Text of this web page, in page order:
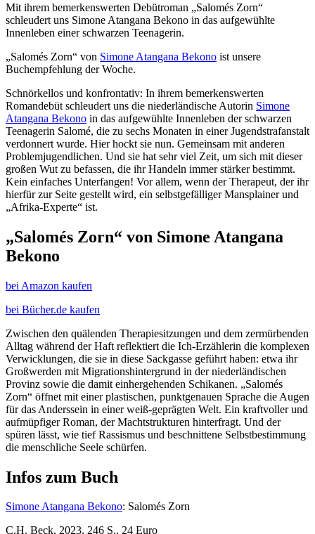
Mit ihrem bemerkenswerten Debütroman „Salomés Zorn“
schleudert uns Simone Atangana Bekono in das aufgewühlte
Innenleben einer schwarzen Teenagerin.
„Salomés Zorn“ von Simone Atangana Bekono ist unsere
Buchempfehlung der Woche.
Schnörkellos und konfrontativ: In ihrem bemerkenswerten
Romandebüt schleudert uns die niederländische Autorin Simone
Atangana Bekono in das aufgewühlte Innenleben der schwarzen
Teenagerin Salomé, die zu sechs Monaten in einer Jugendstrafanstalt
verdonnert wurde. Hier hockt sie nun. Gemeinsam mit anderen
Problemjugendlichen. Und sie hat sehr viel Zeit, um sich mit dieser
großen Wut zu befassen, die ihr Handeln immer stärker bestimmt.
Kein einfaches Unterfangen! Vor allem, wenn der Therapeut, der ihr
hierfür zur Seite gestellt wird, ein selbstgefälliger Mansplainer und
„Afrika-Experte“ ist.
„Salomés Zorn“ von Simone Atangana
Bekono
bei Amazon kaufen
bei Bücher.de kaufen
Zwischen den quälenden Therapiesitzungen und dem zermürbenden
Alltag während der Haft reflektiert die Ich-Erzählerin die komplexen
Verwicklungen, die sie in diese Sackgasse geführt haben: etwa ihr
Großwerden mit Migrationshintergrund in der niederländischen
Provinz sowie die damit einhergehenden Schikanen. „Salomés
Zorn“ öffnet mit einer plastischen, punktgenauen Sprache die Augen
für das Anderssein in einer weiß-geprägten Welt. Ein kraftvoller und
aufmüpfiger Roman, der Machtstrukturen hinterfragt. Und der
spüren lässt, wie tief Rassismus und beschnittene Selbstbestimmung
die menschliche Seele schürfen.
Infos zum Buch
Simone Atangana Bekono: Salomés Zorn
C.H. Beck, 2023, 246 S., 24 Euro